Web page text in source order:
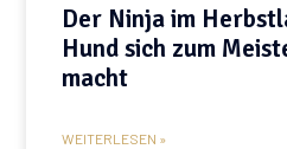
Der Ninja im
Hund sich zum
macht
WEITERLESEN »